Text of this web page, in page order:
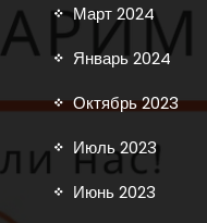
Март 2024
Январь 2024
Октябрь 2023
Июль 2023
Июнь 2023